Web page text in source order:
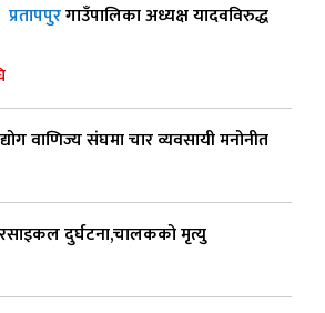
प्रतापपुरगाउँपालिका अध्यक्ष यादवविरुद्ध
वाणिज्य संघमा चार व्यवसायी मनोनीत
दुर्घटना,चालकको मृत्यु